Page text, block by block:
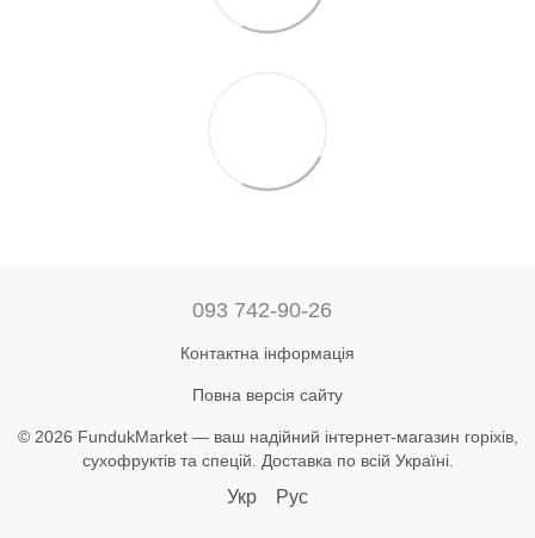
093 742-90-26
Контактна інформація
Повна версія сайту
© 2026 FundukMarket — ваш надійний інтернет-магазин горіхів,
сухофруктів та спецій. Доставка по всій Україні.
Укр Рус